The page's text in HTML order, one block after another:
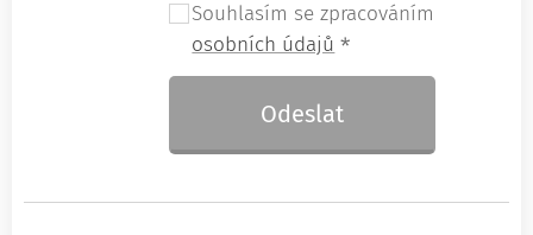
Souhlasím se zpracováním
osobních údajů
Odeslat